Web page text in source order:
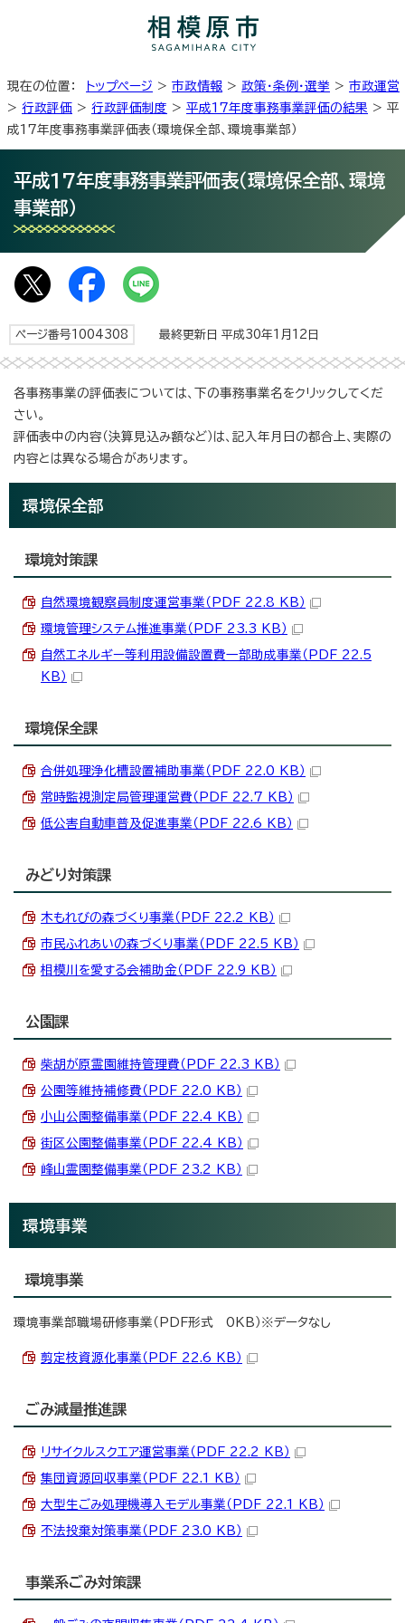
現在の位置： トップページ > 市政情報 > 政策・条例・選挙 > 市政運営
> 行政評価 > 行政評価制度 > 平成17年度事務事業評価の結果 > 平
成17年度事務事業評価表（環境保全部、環境事業部）
平成17年度事務事業評価表（環境保全部、環境
事業部）
ページ番号1004308 最終更新日 平成30年1月12日
各事務事業の評価表については、下の事務事業名をクリックしてくだ
さい。
評価表中の内容（決算見込み額など）は、記入年月日の都合上、実際の
内容とは異なる場合があります。
環境保全部
環境対策課
自然環境観察員制度運営事業（PDF 22.8 KB）
環境管理システム推進事業（PDF 23.3 KB）
自然エネルギー等利用設備設置費一部助成事業（PDF 22.5
KB）
環境保全課
合併処理浄化槽設置補助事業（PDF 22.0 KB）
常時監視測定局管理運営費（PDF 22.7 KB）
低公害自動車普及促進事業（PDF 22.6 KB）
みどり対策課
木もれびの森づくり事業（PDF 22.2 KB）
市民ふれあいの森づくり事業（PDF 22.5 KB）
相模川を愛する会補助金（PDF 22.9 KB）
公園課
柴胡が原霊園維持管理費（PDF 22.3 KB）
公園等維持補修費（PDF 22.0 KB）
小山公園整備事業（PDF 22.4 KB）
街区公園整備事業（PDF 22.4 KB）
峰山霊園整備事業（PDF 23.2 KB）
環境事業
環境事業
環境事業部職場研修事業（PDF形式 0KB）※データなし
剪定枝資源化事業（PDF 22.6 KB）
ごみ減量推進課
リサイクルスクエア運営事業（PDF 22.2 KB）
集団資源回収事業（PDF 22.1 KB）
大型生ごみ処理機導入モデル事業（PDF 22.1 KB）
不法投棄対策事業（PDF 23.0 KB）
事業系ごみ対策課